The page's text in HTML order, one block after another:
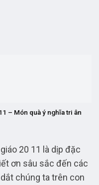
– Món quà ý nghĩa tri ân
20 11 là dịp đặc
ơn sâu sắc đến các
chúng ta trên con